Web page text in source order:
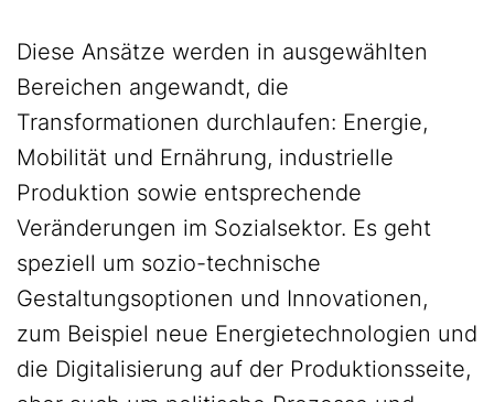
Diese Ansätze werden in ausgewählten
Bereichen angewandt, die
Transformationen durchlaufen: Energie,
Mobilität und Ernährung, industrielle
Produktion sowie entsprechende
Veränderungen im Sozialsektor. Es geht
speziell um sozio-technische
Gestaltungsoptionen und Innovationen,
zum Beispiel neue Energietechnologien und
die Digitalisierung auf der Produktionsseite,